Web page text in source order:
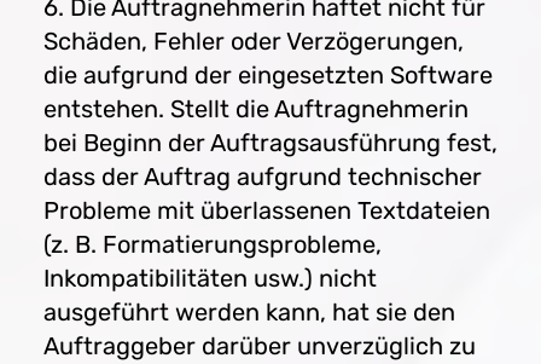
6. Die Auftragnehmerin haftet nicht für
Schäden, Fehler oder Verzögerungen,
die aufgrund der eingesetzten Software
entstehen. Stellt die Auftragnehmerin
bei Beginn der Auftragsausführung fest,
dass der Auftrag aufgrund technischer
Probleme mit überlassenen Textdateien
(z. B. Formatierungsprobleme,
Inkompatibilitäten usw.) nicht
ausgeführt werden kann, hat sie den
Auftraggeber darüber unverzüglich zu